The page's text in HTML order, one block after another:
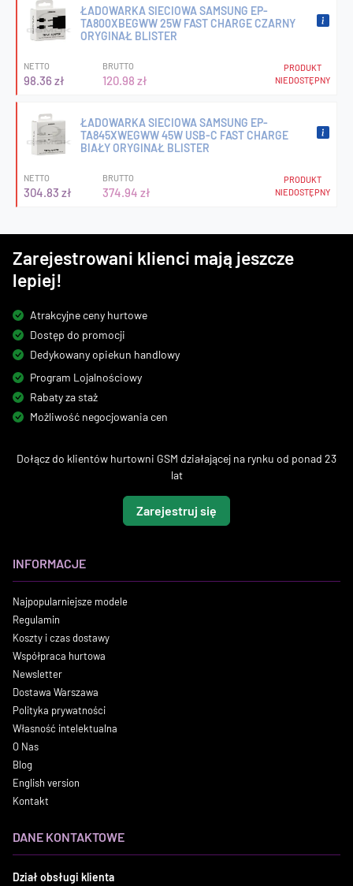
ŁADOWARKA SIECIOWA SAMSUNG EP-
TA800XBEGWW 25W FAST CHARGE CZARNY
ORYGINAŁ BLISTER
NETTO
98.36 zł
BRUTTO
120.98 zł
PRODUKT
NIEDOSTĘPNY
ŁADOWARKA SIECIOWA SAMSUNG EP-
TA845XWEGWW 45W USB-C FAST CHARGE
BIAŁY ORYGINAŁ BLISTER
NETTO
304.83 zł
BRUTTO
374.94 zł
PRODUKT
NIEDOSTĘPNY
Zarejestrowani klienci mają jeszcze
lepiej!
Atrakcyjne ceny hurtowe
Dostęp do promocji
Dedykowany opiekun handlowy
Program Lojalnościowy
Rabaty za staż
Możliwość negocjowania cen
Dołącz do klientów hurtowni GSM działającej na rynku od ponad 23
lat
Zarejestruj się
INFORMACJE
Najpopularniejsze modele
Regulamin
Koszty i czas dostawy
Współpraca hurtowa
Newsletter
Dostawa Warszawa
Polityka prywatności
Własność intelektualna
O Nas
Blog
English version
Kontakt
DANE KONTAKTOWE
Dział obsługi klienta